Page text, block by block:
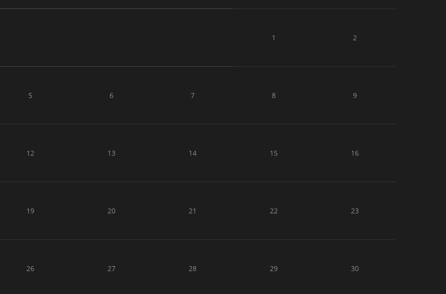
1 2
5 6 7 8 9
12 13 14 15 16
19 20 21 22 23
26 27 28 29 30